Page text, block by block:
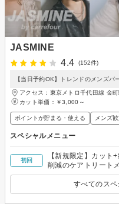
JASMINE
4.4
(152件)
【当日予約OK】トレンドのメンズ
アクセス：東京メトロ千代田線 金
カット単価： ￥3,000～
ポイントが貯まる・使える メンズ歓
スペシャルメニュー
初回
【新規限定】カット
削減のケアトリート
すべてのス